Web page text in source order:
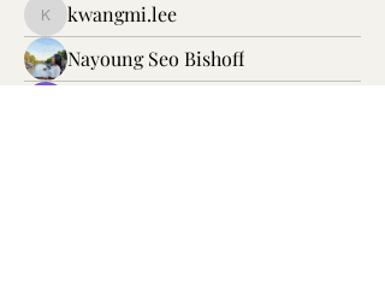
kwangmi.lee
kwangmi.lee
Nayoung Seo Bishoff